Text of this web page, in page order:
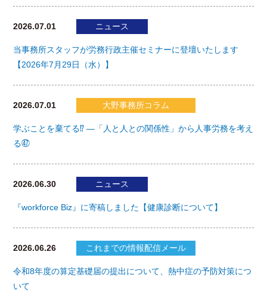
2026.07.01 ニュース
当事務所スタッフが労務行政主催セミナーに登壇いたします
【2026年7月29日（水）】
2026.07.01 大野事務所コラム
学ぶことを棄てる⁉ ―「人と人との関係性」から人事労務を考え
る㊼
2026.06.30 ニュース
『workforce Biz』に寄稿しました【健康診断について】
2026.06.26 これまでの情報配信メール
令和8年度の算定基礎届の提出について、熱中症の予防対策につ
いて